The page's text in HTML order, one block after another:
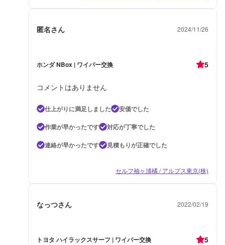
匿名さん 2024/11/26
ホンダ NBox | ワイパー交換 5
コメントはありません
仕上がりに満足しました
安価でした
作業が早かったです
対応が丁寧でした
連絡が早かったです
見積もりが正確でした
セルフ袖ヶ浦橘 / アルプス東京(株)
なっつさん 2022/02/19
トヨタ ハイラックスサーフ | ワイパー交換 5